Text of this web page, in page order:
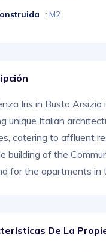
: M2
Iris in Busto
unique Italian
catering to affluent
building of the
for the apartments in
De La